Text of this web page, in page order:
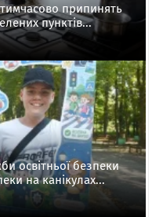
припинять
пунктів...
освітньої безпеки
на канікулах...